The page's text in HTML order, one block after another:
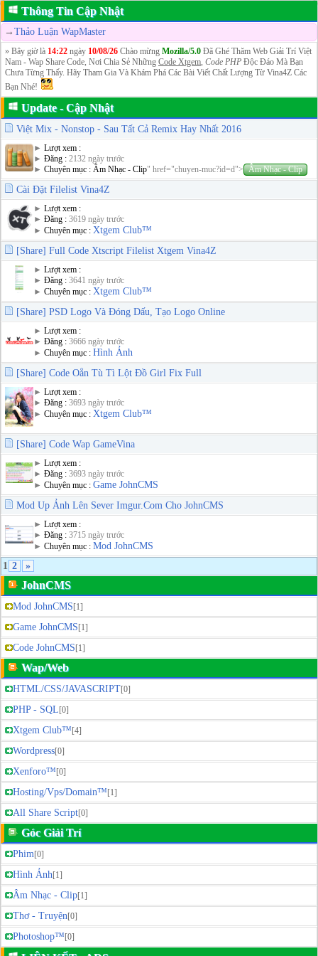
Thông Tin Cập Nhật
→ Thảo Luận WapMaster
» Bây giờ là 14:22 ngày 10/08/26 Chào mừng Mozilla/5.0 Đã Ghé Thăm Web Giải Trí Việt
Nam - Wap Share Code, Nơi Chia Sẻ Những Code Xtgem, Code PHP Độc Đáo Mà Bạn
Chưa Từng Thấy. Hãy Tham Gia Và Khám Phá Các Bài Viết Chất Lượng Từ Vina4Z Các
Bạn Nhé!
Update - Cập Nhật
Việt Mix - Nonstop - Sau Tất Cả Remix Hay Nhất 2016
► Lượt xem :
► Đăng : 2132 ngày trước
► Chuyên mục : Âm Nhạc - Clip" href="chuyen-muc?id=d"> Âm Nhạc - Clip
Cài Đặt Filelist Vina4Z
► Lượt xem :
► Đăng : 3619 ngày trước
► Chuyên mục : Xtgem Club™
[Share] Full Code Xtscript Filelist Xtgem Vina4Z
► Lượt xem :
► Đăng : 3641 ngày trước
► Chuyên mục : Xtgem Club™
[Share] PSD Logo Và Đóng Dấu, Tạo Logo Online
► Lượt xem :
► Đăng : 3666 ngày trước
► Chuyên mục : Hình Ảnh
[Share] Code Oẳn Tù Tì Lột Đồ Girl Fix Full
► Lượt xem :
► Đăng : 3693 ngày trước
► Chuyên mục : Xtgem Club™
[Share] Code Wap GameVina
► Lượt xem :
► Đăng : 3693 ngày trước
► Chuyên mục : Game JohnCMS
Mod Up Ảnh Lên Sever Imgur.Com Cho JohnCMS
► Lượt xem :
► Đăng : 3715 ngày trước
► Chuyên mục : Mod JohnCMS
1 2 »
JohnCMS
Mod JohnCMS [1]
Game JohnCMS [1]
Code JohnCMS [1]
Wap/Web
HTML/CSS/JAVASCRIPT[0]
PHP - SQL [0]
Xtgem Club™ [4]
Wordpress[0]
Xenforo™ [0]
Hosting/Vps/Domain™ [1]
All Share Script[0]
Góc Giải Trí
Phim[0]
Hình Ảnh[1]
Âm Nhạc - Clip[1]
Thơ - Truyện[0]
Photoshop™ [0]